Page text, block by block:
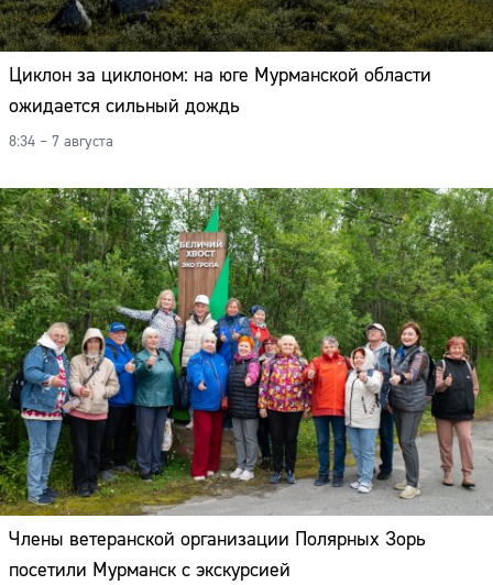
Циклон за циклоном: на юге Мурманской области
ожидается сильный дождь
8:34 – 7 августа
Члены ветеранской организации Полярных Зорь
посетили Мурманск с экскурсией